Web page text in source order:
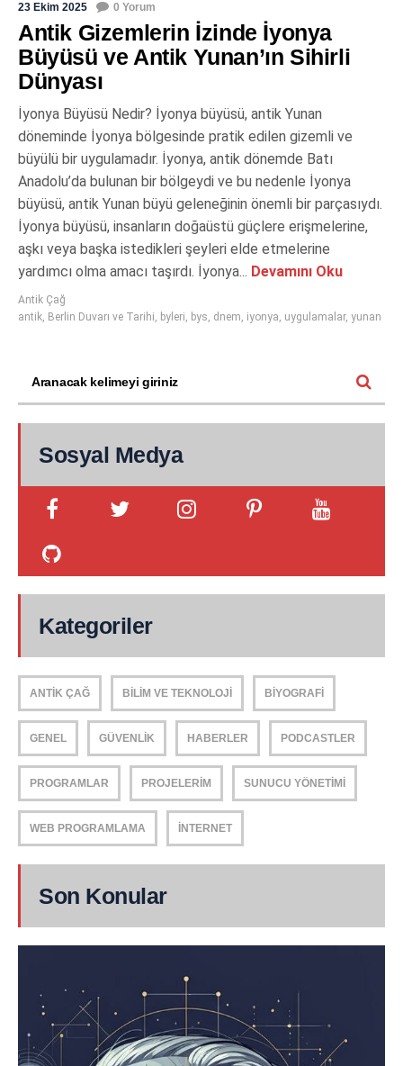
23 Ekim 2025 0 Yorum
Antik Gizemlerin İzinde İyonya
Büyüsü ve Antik Yunan’ın Sihirli
Dünyası
İyonya Büyüsü Nedir? İyonya büyüsü, antik Yunan
döneminde İyonya bölgesinde pratik edilen gizemli ve
büyülü bir uygulamadır. İyonya, antik dönemde Batı
Anadolu’da bulunan bir bölgeydi ve bu nedenle İyonya
büyüsü, antik Yunan büyü geleneğinin önemli bir parçasıydı.
İyonya büyüsü, insanların doğaüstü güçlere erişmelerine,
aşkı veya başka istedikleri şeyleri elde etmelerine
yardımcı olma amacı taşırdı. İyonya... Devamını Oku
Antik Çağ
antik, Berlin Duvarı ve Tarihi, byleri, bys, dnem, iyonya, uygulamalar, yunan
Sosyal Medya
Kategoriler
ANTIK ÇAĞ BILIM VE TEKNOLOJI BIYOGRAFI
GENEL GÜVENLIK HABERLER PODCASTLER
PROGRAMLAR PROJELERIM SUNUCU YÖNETIMI
WEB PROGRAMLAMA İNTERNET
Son Konular